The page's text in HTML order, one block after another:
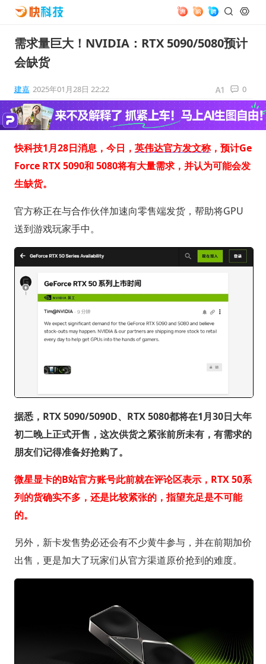
需求量巨大！NVIDIA：RTX 5090/5080预计
会缺货
建嘉 2025年01月28日 22:22 0
快科技1月28日消息，今日， 英伟达官方发文称，预计Ge
Force RTX 5090和 5080将有大量需求，并认为可能会发
生缺货。
官方称正在与合作伙伴加速向零售端发货，帮助将GPU
送到游戏玩家手中。
据悉，RTX 5090/5090D、RTX 5080都将在1月30日大年
初二晚上正式开售，这次供货之紧张前所未有，有需求的
朋友们记得准备好抢购了。
微星显卡的B站官方账号此前就在评论区表示，RTX 50系
列的货确实不多，还是比较紧张的，指望充足是不可能
的。
另外，新卡发售势必还会有不少黄牛参与，并在前期加价
出售，更是加大了玩家们从官方渠道原价抢到的难度。